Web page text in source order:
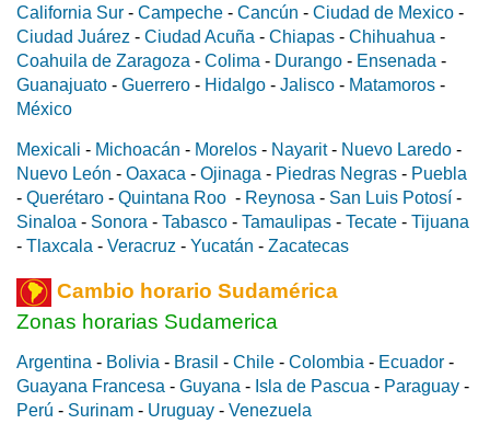
California Sur - Campeche - Cancún - Ciudad de Mexico -
Ciudad Juárez - Ciudad Acuña - Chiapas - Chihuahua -
Coahuila de Zaragoza - Colima - Durango - Ensenada -
Guanajuato - Guerrero - Hidalgo - Jalisco - Matamoros -
México
Mexicali - Michoacán - Morelos - Nayarit- Nuevo Laredo -
Nuevo León - Oaxaca - Ojinaga - Piedras Negras - Puebla
- Querétaro - Quintana Roo - Reynosa - San Luis Potosí -
Sinaloa - Sonora - Tabasco - Tamaulipas - Tecate - Tijuana
- Tlaxcala - Veracruz - Yucatán - Zacatecas
Cambio horario Sudamérica
Zonas horarias Sudamerica
Argentina - Bolivia - Brasil - Chile - Colombia - Ecuador -
Guayana Francesa - Guyana - Isla de Pascua - Paraguay -
Perú - Surinam - Uruguay - Venezuela